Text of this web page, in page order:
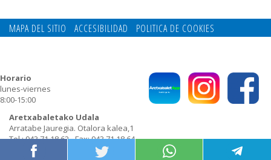
MAPA DEL SITIO ACCESIBILIDAD
POLITICA DE COOKIES
CONTACTO POLITICA DE PRIVACIDAD
Aretxabaletako Udala
Arratabe Jauregia. Otalora kalea,1
Tel.: 943 71 18 62 - Fax: 943 71 18 64
E-mail:udala@aretxabaleta.eus
Horario
lunes-viernes
8:00-15:00